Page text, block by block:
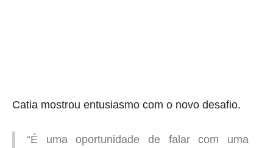
Catia mostrou entusiasmo com o novo desafio.
“É uma oportunidade de falar com uma